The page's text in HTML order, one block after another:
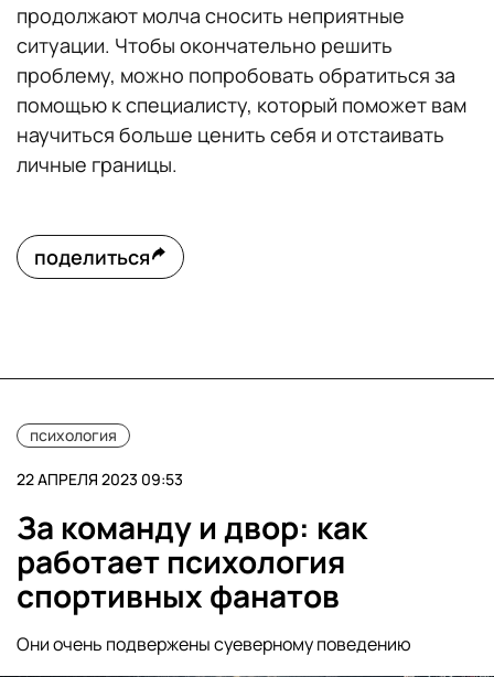
продолжают молча сносить неприятные
ситуации. Чтобы окончательно решить
проблему, можно попробовать обратиться за
помощью к специалисту, который поможет вам
научиться больше ценить себя и отстаивать
личные границы.
поделиться
психология
22 АПРЕЛЯ 2023 09:53
За команду и двор: как
работает психология
спортивных фанатов
Они очень подвержены суеверному поведению